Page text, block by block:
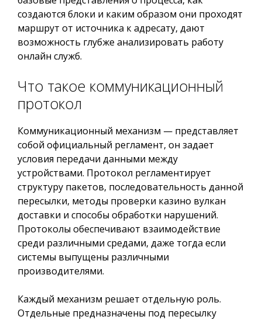
создаются блоки и каким образом они проходят
маршрут от источника к адресату, дают
возможность глубже анализировать работу
онлайн служб.
Что такое коммуникационный
протокол
Коммуникационный механизм — представляет
собой официальный регламент, он задает
условия передачи данными между
устройствами. Протокол регламентирует
структуру пакетов, последовательность данной
пересылки, методы проверки казино вулкан
доставки и способы обработки нарушений.
Протоколы обеспечивают взаимодействие
среди различными средами, даже тогда если
системы выпущены различными
производителями.
Каждый механизм решает отдельную роль.
Отдельные предназначены под пересылку